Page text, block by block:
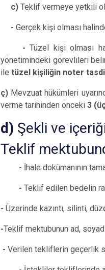
c) Teklif vermeye yetkili
- Gerçek kişi olması
- Tüzel kişi olması
yönetimindeki görevlileri
ile tüzel kişiliğin noter
ç) Mevzuat hükümleri
verme tarihinden önceki 3
d) Şekli ve
Teklif
- İhale dokümanının
- Teklif edilen bedelin
- Üzerinde kazıntı, silinti,
-Teklif mektubunun ad,
- Verilen tekliflerin geçerlik